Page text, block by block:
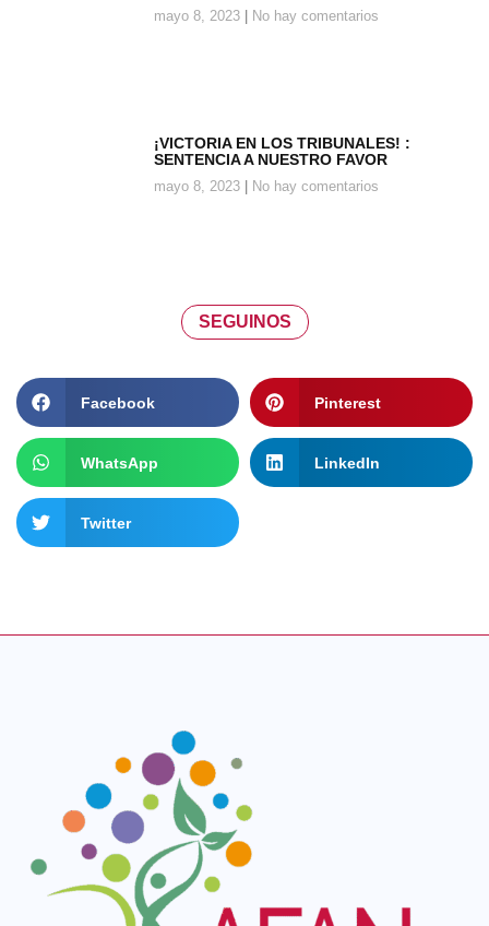
mayo 8, 2023 No hay comentarios
¡VICTORIA EN LOS TRIBUNALES! :
SENTENCIA A NUESTRO FAVOR
mayo 8, 2023 No hay comentarios
SEGUINOS
Facebook Pinterest
WhatsApp LinkedIn
Twitter